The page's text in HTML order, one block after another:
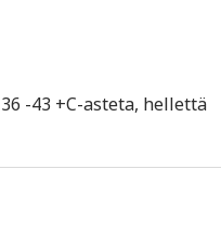
-43 +C-asteta, hellettä